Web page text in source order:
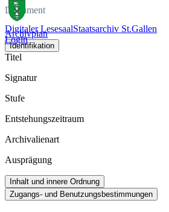
Digitaler LesesaalStaatsarchiv St.Gallen
Login
Dokument
Archivplan
Identifikation
Titel
Signatur
Stufe
Entstehungszeitraum
Archivalienart
Ausprägung
Inhalt und innere Ordnung
Zugangs- und Benutzungsbestimmungen